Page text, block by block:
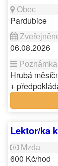
Pardubice
06.08.2026
Hrubá
+
Lektor/ka
600 Kč/hod